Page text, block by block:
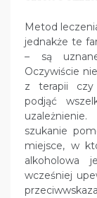
Metod
jednakże te
– są
Oczywiście
z terapii czy
podjąć
szukanie
miejsce, w
alkoholowa
wcześniej